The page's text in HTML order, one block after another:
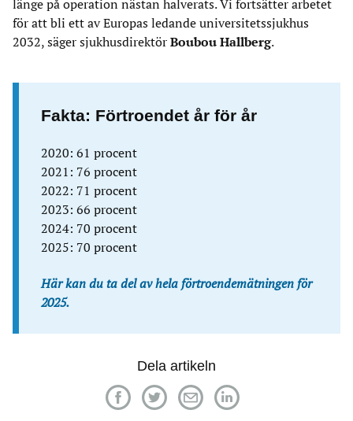
länge på operation nästan halverats. Vi fortsätter arbetet
för att bli ett av Europas ledande universitetssjukhus
2032, säger sjukhusdirektör Boubou Hallberg.
Fakta: Förtroendet år för år
2020: 61 procent
2021: 76 procent
2022: 71 procent
2023: 66 procent
2024: 70 procent
2025: 70 procent
Här kan du ta del av hela förtroendemätningen för
2025.
Dela artikeln